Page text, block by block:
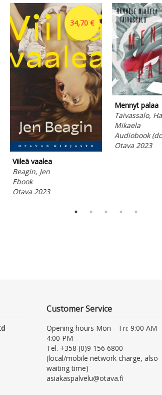
34,70 €
Viileä vaalea
Beagin, Jen
Ebook
Otava 2023
Mennyt palaa
Taivassalo,
Mikaela
Audiobook
Otava 2023
Customer Service
Opening hours Mon – Fri: 9:00 AM –
4:00 PM
Tel. +358 (0)9 156 6800
(local/mobile network charge, also
waiting time)
asiakaspalvelu@otava.fi